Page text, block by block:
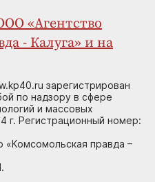
«Агентство
- Калуга» и на
зарегистрирован
по надзору в сфере
и массовых
г. Регистрационный номер:
«Комсомольская правда –